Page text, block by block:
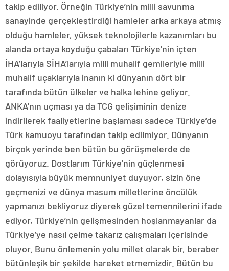
takip ediliyor. Örneğin Türkiye’nin milli savunma
sanayinde gerçekleştirdiği hamleler arka arkaya atmış
olduğu hamleler, yüksek teknolojilerle kazanımları bu
alanda ortaya koyduğu çabaları Türkiye’nin içten
İHA’larıyla SİHA’larıyla milli muhalif gemileriyle milli
muhalif uçaklarıyla inanın ki dünyanın dört bir
tarafında bütün ülkeler ve halka lehine geliyor.
ANKA’nın uçması ya da TCG gelişiminin denize
indirilerek faaliyetlerine başlaması sadece Türkiye’de
Türk kamuoyu tarafından takip edilmiyor. Dünyanın
birçok yerinde ben bütün bu görüşmelerde de
görüyoruz. Dostlarım Türkiye’nin güçlenmesi
dolayısıyla büyük memnuniyet duyuyor, sizin öne
geçmenizi ve dünya masum milletlerine öncülük
yapmanızı bekliyoruz diyerek güzel temennilerini ifade
ediyor, Türkiye’nin gelişmesinden hoşlanmayanlar da
Türkiye’ye nasıl çelme takarız çalışmaları içerisinde
oluyor. Bunu önlemenin yolu millet olarak bir, beraber
bütünleşik bir şekilde hareket etmemizdir. Bütün bu